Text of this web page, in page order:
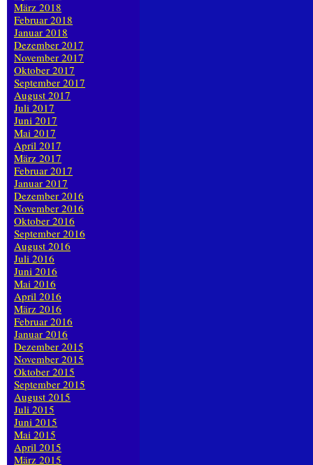
März 2018
Februar 2018
Januar 2018
Dezember 2017
November 2017
Oktober 2017
September 2017
August 2017
Juli 2017
Juni 2017
Mai 2017
April 2017
März 2017
Februar 2017
Januar 2017
Dezember 2016
November 2016
Oktober 2016
September 2016
August 2016
Juli 2016
Juni 2016
Mai 2016
April 2016
März 2016
Februar 2016
Januar 2016
Dezember 2015
November 2015
Oktober 2015
September 2015
August 2015
Juli 2015
Juni 2015
Mai 2015
April 2015
März 2015